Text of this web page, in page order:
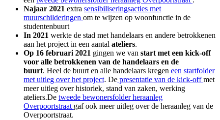
Najaar 2021 extra sensibiliseringsacties met
muurschilderingen om te wijzen op woonfunctie in de
studentenbuurt
In 2021 werkte de stad met handelaars en andere betrokkenen
aan het project in een aantal ateliers.
Op 16 februari 2021 gingen we van start met een kick-off
voor alle betrokkenen van de handelaars en de
buurt. Heel de buurt en alle handelaars kregen een startfolder
met uitleg over het project. De presentatie van de kick-offmet
meer uitleg over historiek, stand van zaken, werking
ateliers.De tweede bewonersfolder heraanleg
Overpoortstraat gaf ook meer uitleg over de heraanleg van de
Overpoortstraat.